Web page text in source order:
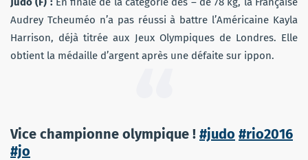
Audrey Tcheuméo n’a pas réussi à battre l’Américaine Kayla
Harrison, déjà titrée aux Jeux Olympiques de Londres. Elle
obtient la médaille d’argent après une défaite sur ippon.
Vice championne olympique ! #judo #rio2016
#jo